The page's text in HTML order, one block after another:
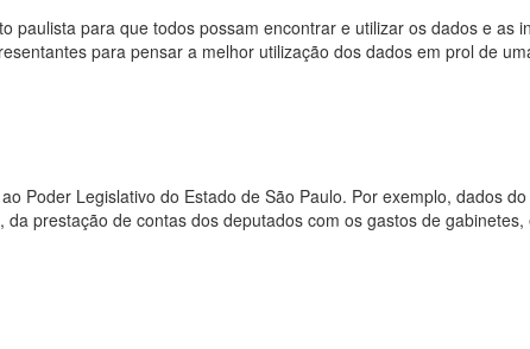
paulista para que todos possam encontrar e utilizar os dados e as
para pensar a melhor utilização dos dados em prol de
Poder Legislativo do Estado de São Paulo. Por exemplo, dados
prestação de contas dos deputados com os gastos de